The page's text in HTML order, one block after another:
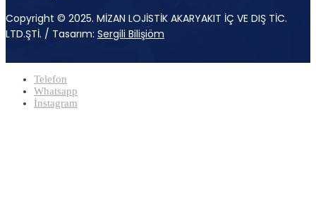
Copyright © 2025. MİZAN LOJİSTİK AKARYAKIT İÇ VE DIŞ TİC.
LTD.ŞTİ. / Tasarım: Sergili Bilişiöm
Telefon
Whatsapp
İnstagram